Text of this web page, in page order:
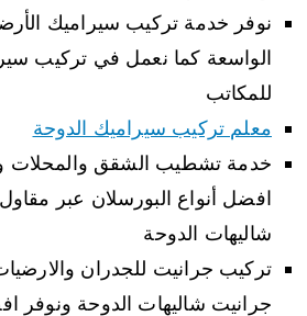
نوفر خدمة تركيب سيراميك
الواسعة كما نعمل في تركيب
للمكاتب
معلم تركيب سيراميك الدوحة
خدمة تشطيب الشقق والمحلات
افضل أنواع البورسلان عبر
شاليهات الدوحة
تركيب جرانيت للجدران
جرانيت شاليهات الدوحة ونوفر